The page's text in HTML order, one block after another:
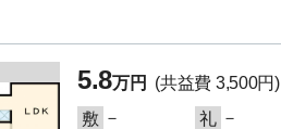
5.8万円
(共益費 3,500円)
敷 － 礼 －